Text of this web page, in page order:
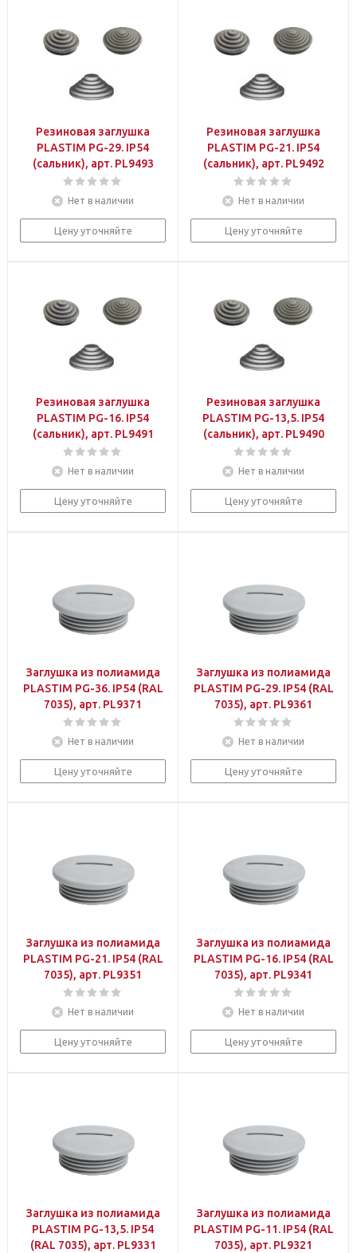
Резиновая заглушка
PLASTIM PG-29. IP54
(сальник), арт. PL9493
Нет в наличии
Цену уточняйте
Резиновая заглушка
PLASTIM PG-21. IP54
(сальник), арт. PL9492
Нет в наличии
Цену уточняйте
Резиновая заглушка
PLASTIM PG-16. IP54
(сальник), арт. PL9491
Нет в наличии
Цену уточняйте
Резиновая заглушка
PLASTIM PG-13,5. IP54
(сальник), арт. PL9490
Нет в наличии
Цену уточняйте
Заглушка из полиамида
PLASTIM PG-36. IP54 (RAL
7035), арт. PL9371
Нет в наличии
Цену уточняйте
Заглушка из полиамида
PLASTIM PG-29. IP54 (RAL
7035), арт. PL9361
Нет в наличии
Цену уточняйте
Заглушка из полиамида
PLASTIM PG-21. IP54 (RAL
7035), арт. PL9351
Нет в наличии
Цену уточняйте
Заглушка из полиамида
PLASTIM PG-16. IP54 (RAL
7035), арт. PL9341
Нет в наличии
Цену уточняйте
Заглушка из полиамида
PLASTIM PG-13,5. IP54
(RAL 7035), арт. PL9331
Заглушка из полиамида
PLASTIM PG-11. IP54 (RAL
7035), арт. PL9321